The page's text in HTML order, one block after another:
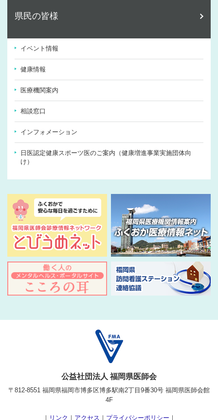
県民の皆様
イベント情報
健康情報
医療機関案内
相談窓口
インフォメーション
日医認定健康スポーツ医のご案内（健康増進事業実施団体向
け）
公益社団法人 福岡県医師会
〒812-8551 福岡県福岡市博多区博多駅南2丁目9番30号 福岡県医師会館
4F
｜ リンク ｜ アクセス ｜ プライバシーポリシー ｜